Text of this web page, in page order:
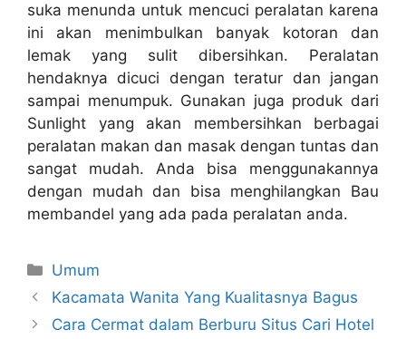
suka menunda untuk mencuci peralatan karena
ini akan menimbulkan banyak kotoran dan
lemak yang sulit dibersihkan. Peralatan
hendaknya dicuci dengan teratur dan jangan
sampai menumpuk. Gunakan juga produk dari
Sunlight yang akan membersihkan berbagai
peralatan makan dan masak dengan tuntas dan
sangat mudah. Anda bisa menggunakannya
dengan mudah dan bisa menghilangkan Bau
membandel yang ada pada peralatan anda.
Kategori
Umum
Kacamata Wanita Yang Kualitasnya Bagus
Cara Cermat dalam Berburu Situs Cari Hotel